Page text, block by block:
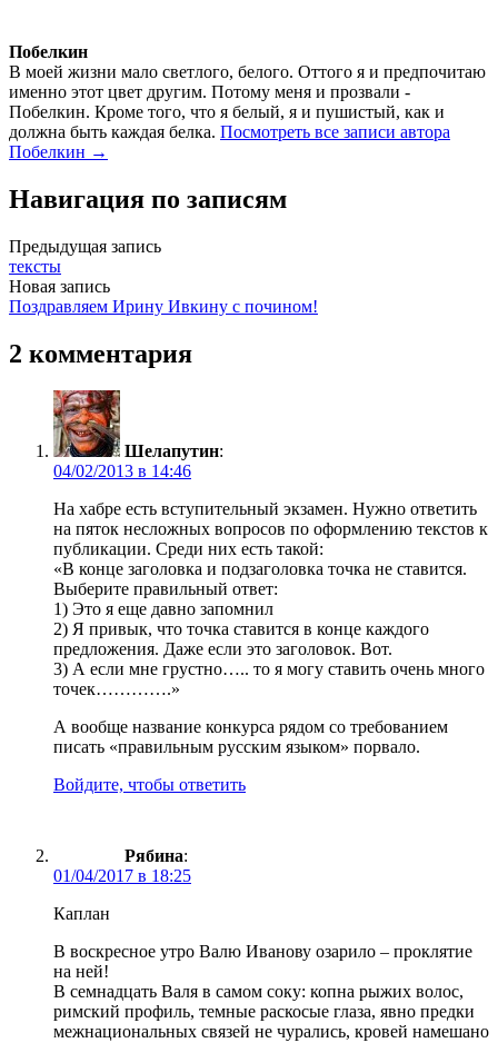
Побелкин
В моей жизни мало светлого, белого. Оттого я и предпочитаю
именно этот цвет другим. Потому меня и прозвали -
Побелкин. Кроме того, что я белый, я и пушистый, как и
должна быть каждая белка. Посмотреть все записи автора
Побелкин →
Навигация по записям
Предыдущая запись
тексты
Новая запись
Поздравляем Ирину Ивкину с почином!
2 комментария
Шелапутин:
04/02/2013 в 14:46
На хабре есть вступительный экзамен. Нужно ответить
на пяток несложных вопросов по оформлению текстов к
публикации. Среди них есть такой:
«В конце заголовка и подзаголовка точка не ставится.
Выберите правильный ответ:
1) Это я еще давно запомнил
2) Я привык, что точка ставится в конце каждого
предложения. Даже если это заголовок. Вот.
3) А если мне грустно….. то я могу ставить очень много
точек………….»
А вообще название конкурса рядом со требованием
писать «правильным русским языком» порвало.
Войдите, чтобы ответить
Рябина:
01/04/2017 в 18:25
Каплан
В воскресное утро Валю Иванову озарило – проклятие
на ней!
В семнадцать Валя в самом соку: копна рыжих волос,
римский профиль, темные раскосые глаза, явно предки
межнациональных связей не чурались, кровей намешано